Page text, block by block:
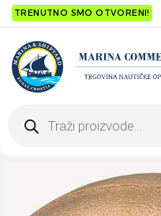
TRENUTNO SMO OTVORENI!
search